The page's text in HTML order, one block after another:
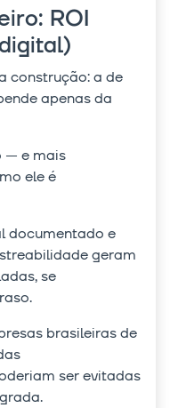
ROI
construção: a de
apenas da
— e mais
ele é
documentado e
geram
se
brasileiras de
ser evitadas